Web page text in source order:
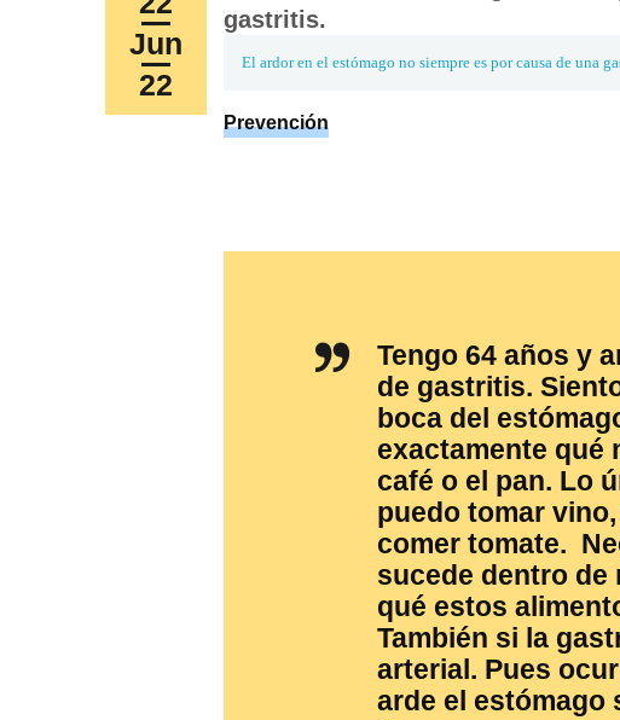
Jun
22
El ardor en el estómago no siempre es por causa de una
Prevención
Tengo 64 años y
de gastritis.
boca del
exactamente qué
café o el pan. Lo
puedo tomar
comer tomate.
sucede dentro de
qué estos
También si la
arterial. Pues
arde el estómago